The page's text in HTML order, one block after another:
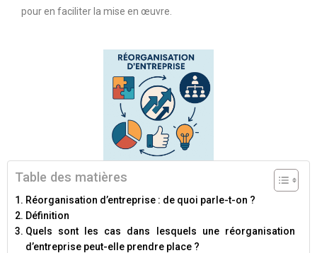
pour en faciliter la mise en œuvre.
Table des matières
Réorganisation d’entreprise : de quoi parle-t-on ?
Définition
Quels sont les cas dans lesquels une réorganisation
d’entreprise peut-elle prendre place ?